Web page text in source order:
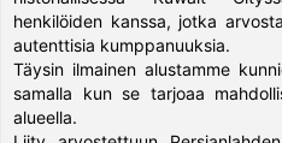
henkilöiden kanssa, jotka
autenttisia kumppanuuksia.
Täysin ilmainen alustamme
samalla kun se tarjoaa
alueella.